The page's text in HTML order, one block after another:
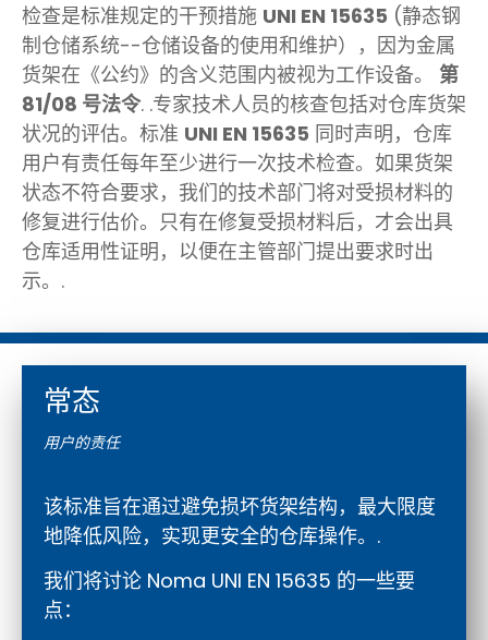
检查是标准规定的干预措施 UNI EN 15635 (静态钢
制仓储系统--仓储设备的使用和维护），因为金属
货架在《公约》的含义范围内被视为工作设备。 第
81/08 号法令. .专家技术人员的核查包括对仓库货架
状况的评估。标准 UNI EN 15635 同时声明，仓库
用户有责任每年至少进行一次技术检查。如果货架
状态不符合要求，我们的技术部门将对受损材料的
修复进行估价。只有在修复受损材料后，才会出具
仓库适用性证明，以便在主管部门提出要求时出
示。.
常态
用户的责任
该标准旨在通过避免损坏货架结构，最大限度
地降低风险，实现更安全的仓库操作。.
我们将讨论 Noma UNI EN 15635 的一些要
点：